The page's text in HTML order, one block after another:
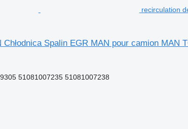
recirculation
Spalin EGR MAN pour camion MAN
51081007235 51081007238